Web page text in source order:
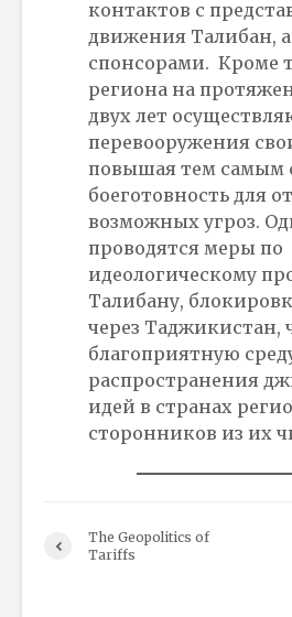
контактов с
движения Талибан,
спонсорами. Кроме
региона на
двух лет
перевооружения
повышая тем самым
боеготовность для
возможных угроз.
проводятся меры по
идеологическому
Талибану,
через Таджикистан,
благоприятную
распространения
идей в странах
сторонников из их
The Geopolitics of
Tariffs